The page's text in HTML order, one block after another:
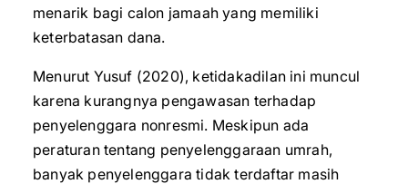
menarik bagi calon jamaah yang memiliki
keterbatasan dana.
Menurut Yusuf (2020), ketidakadilan ini muncul
karena kurangnya pengawasan terhadap
penyelenggara nonresmi. Meskipun ada
peraturan tentang penyelenggaraan umrah,
banyak penyelenggara tidak terdaftar masih